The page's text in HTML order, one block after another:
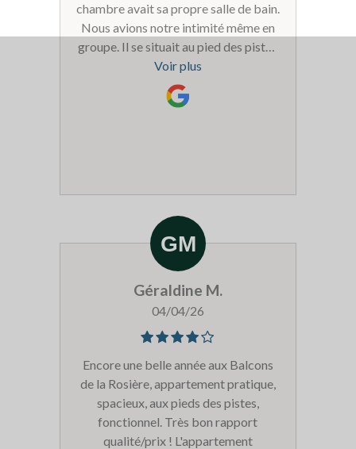
chambre avait sa propre salle de bain.
Nous avions notre intimité même en
groupe. Il se situait au pied des pistes
ce qui était très appréciable. L'accueil,
le service était parfait.Les démons
Cévenos !
Voir plus
Géraldine M.
04/04/26
Encore une belle année aux Balcons
de la Rosière, appartement pratique,
spacieux, aux pieds des pistes,
fonctionnel. Très bon rapport
qualité/prix ! L'appartement